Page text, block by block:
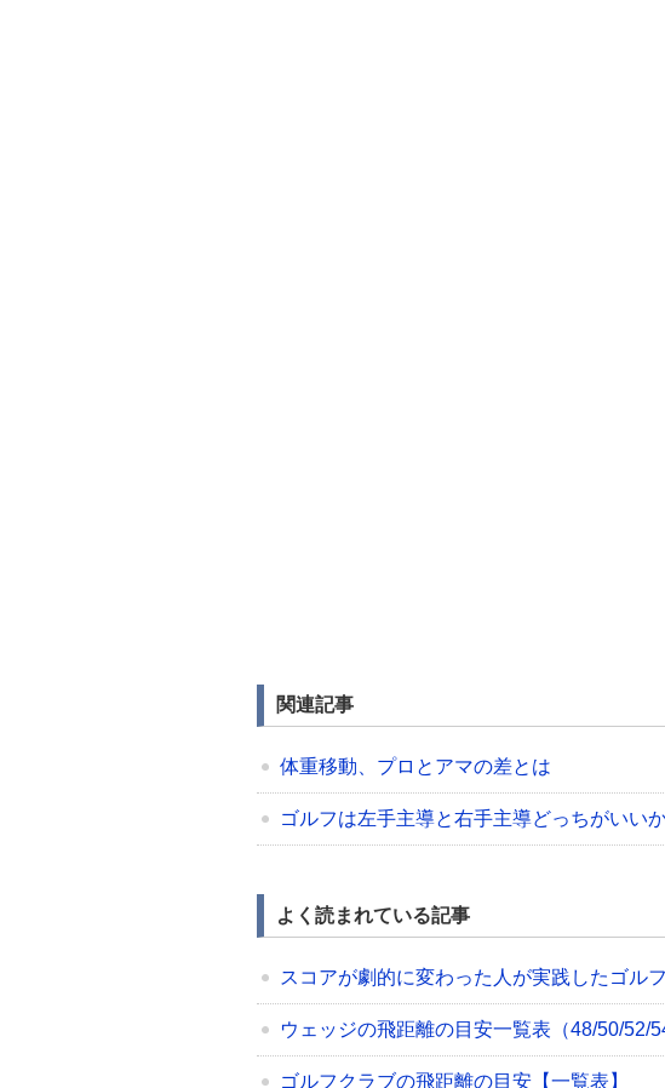
関連記事
体重移動、プロとアマの差とは
ゴルフは左手主導と右手主導どっちがいい
よく読まれている記事
スコアが劇的に変わった人が実践したゴル
ウェッジの飛距離の目安一覧表（48/50/52/
ゴルフクラブの飛距離の目安【一覧表】